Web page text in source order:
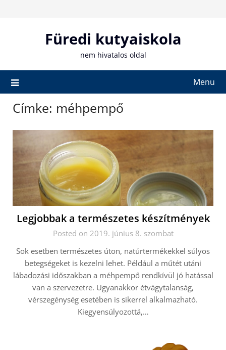
Füredi kutyaiskola
nem hivatalos oldal
Menu
Címke: méhpempő
Legjobbak a természetes készítmények
Posted on 2019. június 8. szombat
Sok esetben természetes úton, natúrtermékekkel súlyos
betegségeket is kezelni lehet. Például a műtét utáni
lábadozási időszakban a méhpempő rendkívül jó hatással
van a szervezetre. Ugyanakkor étvágytalanság,
vérszegénység esetében is sikerrel alkalmazható.
Kiegyensúlyozottá,…